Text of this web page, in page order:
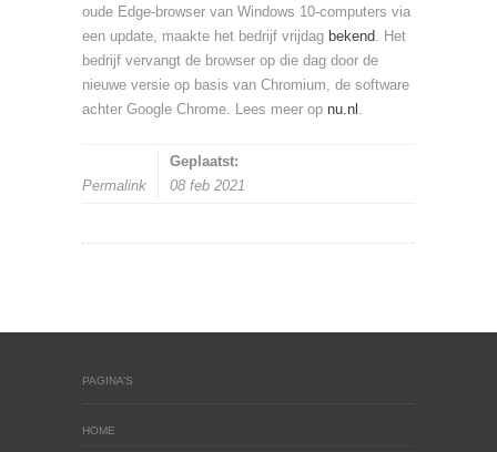
oude Edge-browser van Windows 10-computers via
een update, maakte het bedrijf vrijdag bekend. Het
bedrijf vervangt de browser op die dag door de
nieuwe versie op basis van Chromium, de software
achter Google Chrome. Lees meer op nu.nl .
Permalink
Geplaatst:
08 feb 2021
PAGINA’S
HOME